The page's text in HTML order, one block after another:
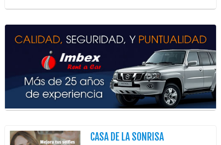
CASA DE LA SONRISA